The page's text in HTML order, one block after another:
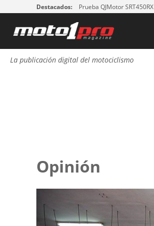
Destacados: Prueba QJMotor SRT450RX
La publicación digital del motociclismo
Opinión
Páginas